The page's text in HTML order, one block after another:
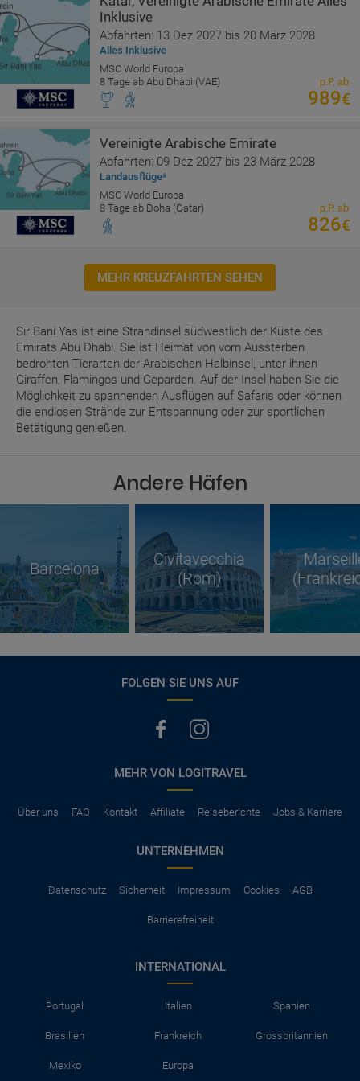
Inklusive
Abfahrten: 13 Dez 2027 bis 20 März 2028
Alles Inklusive
MSC World Europa
8 Tage ab Abu Dhabi (VAE)
p.P. ab
989€
Vereinigte Arabische Emirate
Abfahrten: 09 Dez 2027 bis 23 März 2028
Landausflüge*
MSC World Europa
8 Tage ab Doha (Qatar)
p.P. ab
826€
MEHR KREUZFAHRTEN SEHEN
Sir Bani Yas ist eine Strandinsel südwestlich der Küste des
Emirats Abu Dhabi. Sie ist Heimat von vom Aussterben
bedrohten Tierarten der Arabischen Halbinsel, unter ihnen
Giraffen, Flamingos und Geparden. Auf der Insel haben Sie die
Möglichkeit zu spannenden Ausflügen auf Safaris oder können
die endlosen Strände zur Entspannung oder zur sportlichen
Betätigung genießen.
Andere Häfen
Barcelona
Civitavecchia
(Rom)
FOLGEN SIE UNS AUF
MEHR VON LOGITRAVEL
Über uns FAQ Kontakt Affiliate Reiseberichte Jobs & Karriere
UNTERNEHMEN
Datenschutz Sicherheit Impressum Cookies AGB
Barrierefreiheit
INTERNATIONAL
Portugal Italien Spanien
Brasilien Frankreich Grossbritannien
Mexiko Europa